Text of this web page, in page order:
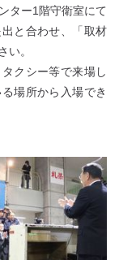
ター1階守衛室にて
出と合わせ、「取材
い。
クシー等で来場し
場所から入場でき